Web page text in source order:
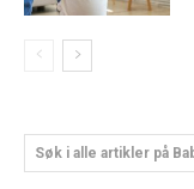
Søk i alle artikler på